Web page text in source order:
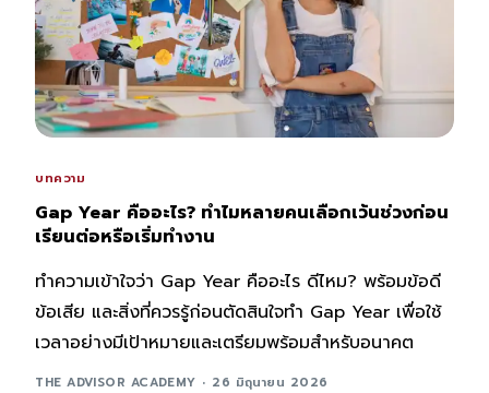
บทความ
Gap Year คืออะไร? ทำไมหลายคนเลือกเว้นช่วงก่อน
เรียนต่อหรือเริ่มทำงาน
ทำความเข้าใจว่า Gap Year คืออะไร ดีไหม? พร้อมข้อดี
ข้อเสีย และสิ่งที่ควรรู้ก่อนตัดสินใจทำ Gap Year เพื่อใช้
เวลาอย่างมีเป้าหมายและเตรียมพร้อมสำหรับอนาคต
THE ADVISOR ACADEMY 26 มิถุนายน 2026